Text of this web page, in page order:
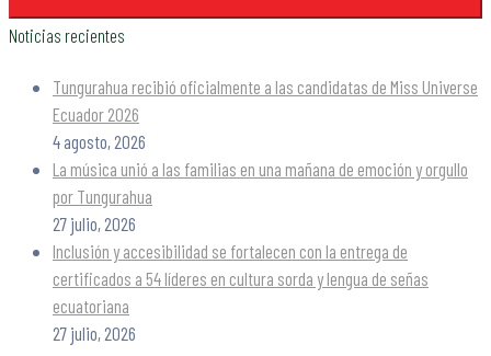
Noticias recientes
Tungurahua recibió oficialmente a las candidatas de Miss Universe
Ecuador 2026
4 agosto, 2026
La música unió a las familias en una mañana de emoción y orgullo
por Tungurahua
27 julio, 2026
Inclusión y accesibilidad se fortalecen con la entrega de
certificados a 54 líderes en cultura sorda y lengua de señas
ecuatoriana
27 julio, 2026